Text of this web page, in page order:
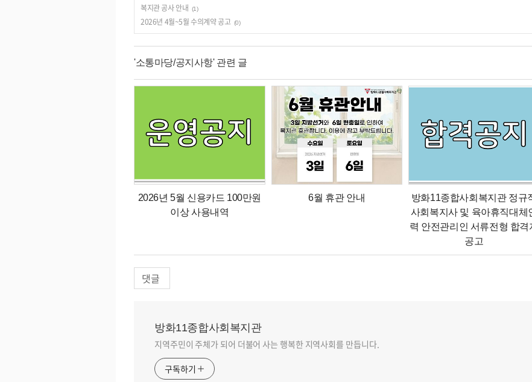
복지관 공사 안내 (1)
2026년 4월~5월 수의계약 공고 (0)
'소통마당/공지사항' 관련 글
2026년 5월 신용카드 100만원
이상 사용내역
6월 휴관 안내
방화11종합사회복지관 정규
사회복지사 및 육아휴직대체
력 안전관리인 서류전형 합격
공고
댓글
방화11종합사회복지관
지역주민이 주체가 되어 더불어 사는 행복한 지역사회를 만듭니다.
구독하기